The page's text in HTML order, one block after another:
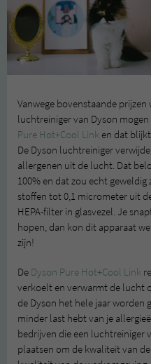
Vanwege bovenstaande
luchtreiniger van Dyson
Pure Hot+Cool Link en dat
De Dyson luchtreiniger
allergenen uit de lucht. Dat
100% en dat zou echt
stoffen tot 0,1 micrometer uit
HEPA-filter in glasvezel. Je
hopen, dan kon dit apparaat
zijn!
De Dyson Pure Hot+Cool Link
verkoelt en verwarmt de lucht
de Dyson het hele jaar worden
minder last hebt van je
bedrijven die een luchtreiniger
plaatsen om de kwaliteit van